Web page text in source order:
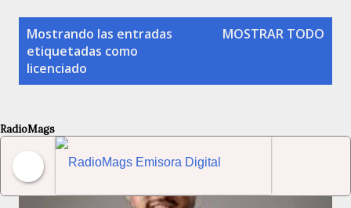
Entradas
Mostrando las entradas
etiquetadas como
licenciado
MOSTRAR TODO
RadioMags